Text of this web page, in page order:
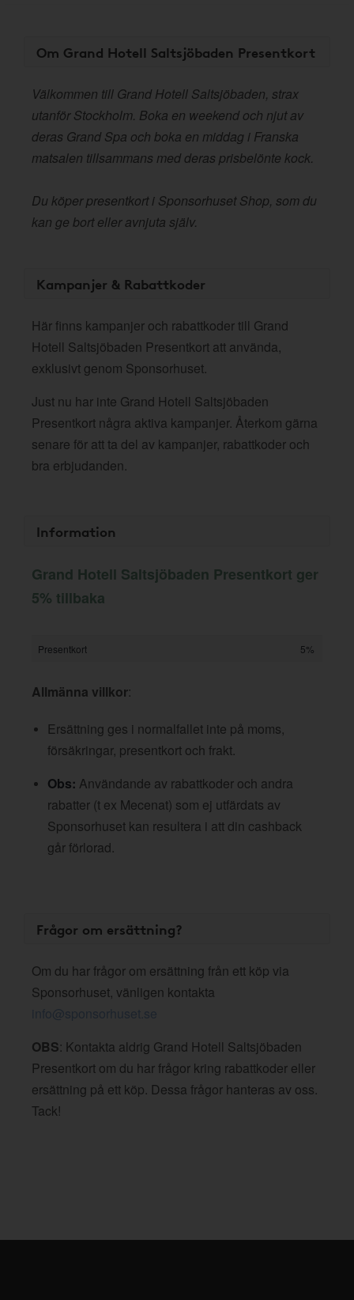
Om Grand Hotell Saltsjöbaden Presentkort
Välkommen till Grand Hotell Saltsjöbaden, strax
utanför Stockholm. Boka en weekend och njut av
deras Grand Spa och boka en middag i Franska
matsalen tillsammans med deras prisbelönte kock.
Du köper presentkort i Sponsorhuset Shop, som du
kan ge bort eller avnjuta själv.
Kampanjer & Rabattkoder
Här finns kampanjer och rabattkoder till Grand
Hotell Saltsjöbaden Presentkort att använda,
exklusivt genom Sponsorhuset.
Just nu har inte Grand Hotell Saltsjöbaden
Presentkort några aktiva kampanjer. Återkom gärna
senare för att ta del av kampanjer, rabattkoder och
bra erbjudanden.
Information
Grand Hotell Saltsjöbaden Presentkort ger
5% tillbaka
Presentkort 5%
Allmänna villkor:
Ersättning ges i normalfallet inte på moms,
försäkringar, presentkort och frakt.
Obs: Användande av rabattkoder och andra
rabatter (t ex Mecenat) som ej utfärdats av
Sponsorhuset kan resultera i att din cashback
går förlorad.
Frågor om ersättning?
Om du har frågor om ersättning från ett köp via
Sponsorhuset, vänligen kontakta
info@sponsorhuset.se
OBS: Kontakta aldrig Grand Hotell Saltsjöbaden
Presentkort om du har frågor kring rabattkoder eller
ersättning på ett köp. Dessa frågor hanteras av oss.
Tack!